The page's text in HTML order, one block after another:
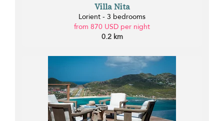
Villa Nita
Lorient - 3 bedrooms
from 870 USD per night
0.2 km